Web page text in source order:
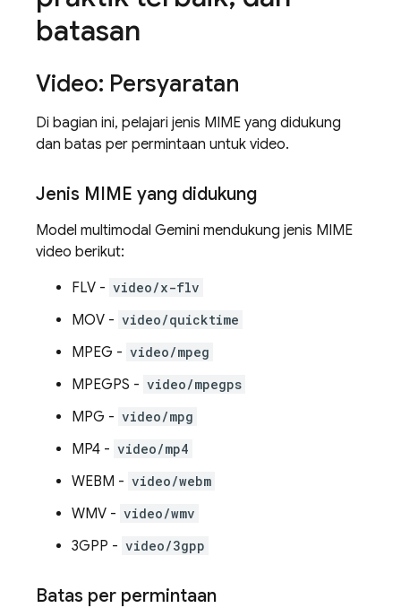
batasan
Video: Persyaratan
Di bagian ini, pelajari jenis MIME yang didukung
dan batas per permintaan untuk video.
Jenis MIME yang didukung
Model multimodal Gemini mendukung jenis MIME
video berikut:
FLV - video/x-flv
MOV - video/quicktime
MPEG - video/mpeg
MPEGPS - video/mpegps
MPG - video/mpg
MP4 - video/mp4
WEBM - video/webm
WMV - video/wmv
3GPP - video/3gpp
Batas per permintaan